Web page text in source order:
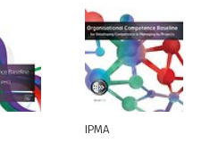
IPMA